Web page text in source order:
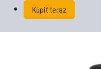
Kúpiť teraz